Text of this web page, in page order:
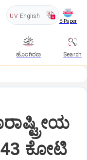
UV English
E-Paper
ಹೊಂಗಿರಣ Search
ಕೋಟಿ